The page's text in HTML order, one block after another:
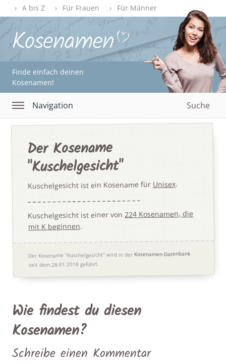
A bis Z Für Frauen Für Männer
Finde einfach deinen
Kosenamen!
Navigation Suche
Der Kosename
"Kuschelgesicht"
Kuschelgesicht ist ein Kosename fürUnisex.
Kuschelgesicht ist einer von224 Kosenamen, die
mit K beginnen.
Der Kosename "Kuschelgesicht" wird in der Kosenamen-Datenbank
seit dem 28.01.2018 geführt.
Wie findest du diesen
Kosenamen?
Schreibe einen Kommentar